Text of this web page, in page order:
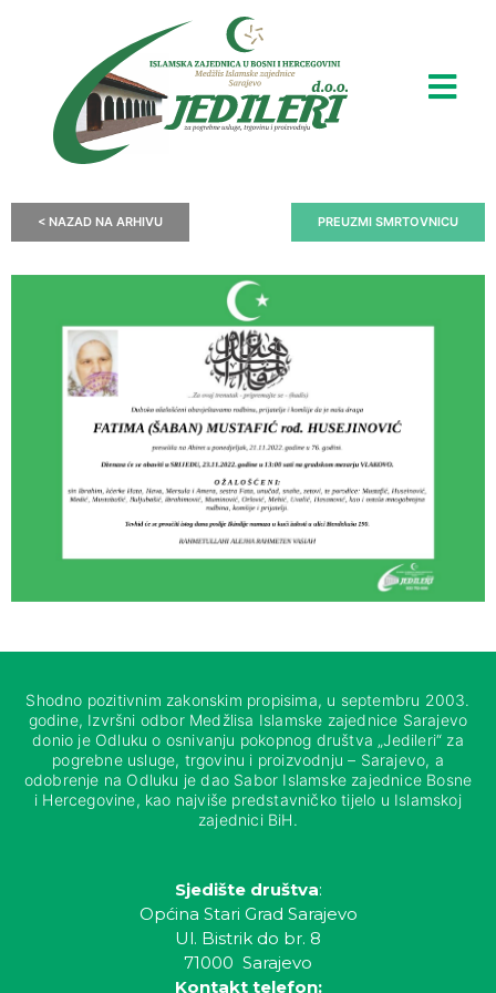
< NAZAD NA ARHIVU PREUZMI SMRTOVNICU
Shodno pozitivnim zakonskim propisima, u septembru 2003.
godine, Izvršni odbor Medžlisa Islamske zajednice Sarajevo
donio je Odluku o osnivanju pokopnog društva „Jedileri“ za
pogrebne usluge, trgovinu i proizvodnju – Sarajevo, a
odobrenje na Odluku je dao Sabor Islamske zajednice Bosne
i Hercegovine, kao najviše predstavničko tijelo u Islamskoj
zajednici BiH.
Sjedište društva:
Općina Stari Grad Sarajevo
Ul. Bistrik do br. 8
71000 Sarajevo
Kontakt telefon: